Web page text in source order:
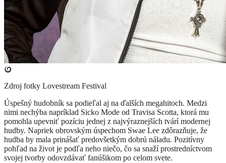
Zdroj fotky Lovestream Festival
Úspešný hudobník sa podieľal aj na ďalších megahitoch. Medzi
nimi nechýba napríklad Sicko Mode od Travisa Scotta, ktorá mu
pomohla upevniť pozíciu jednej z najvýraznejších tvárí modernej
hudby. Napriek obrovským úspechom Swae Lee zdôrazňuje, že
hudba by mala prinášať predovšetkým dobrú náladu. Pozitívny
pohľad na život je podľa neho niečo, čo sa snaží prostredníctvom
svojej tvorby odovzdávať fanúšikom po celom svete.